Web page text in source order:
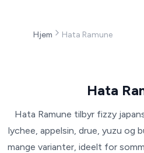
Hjem Hata Ramune
Hata
Hata Ramune tilbyr fizzy
lychee, appelsin, drue, yuzu og
mange varianter, ideelt for